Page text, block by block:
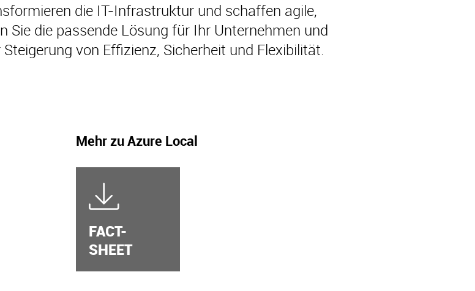
die IT-Infrastruktur und schaffen agile,
Sie die passende Lösung für Ihr Unternehmen und
von Effizienz, Sicherheit und Flexibilität.
Mehr zu Azure Local
FACT-
SHEET